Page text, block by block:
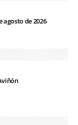
de 2026